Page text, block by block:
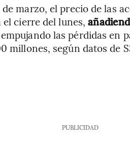
marzo, el precio de las
el cierre del lunes,
las pérdidas en
millones, según datos de
PUBLICIDAD